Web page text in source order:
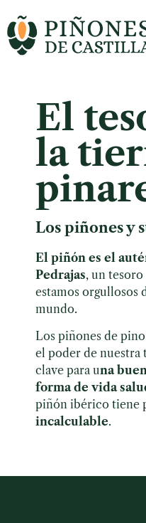
El
la
Los piñones y
El piñón es el
Pedrajas, un
estamos orgullosos
mundo.
Los piñones de
el poder de nuestra
clave para una
forma de vida
piñón ibérico tiene
incalculable.